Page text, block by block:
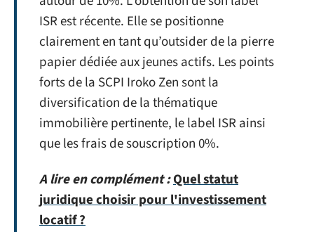
ISR est récente. Elle se positionne
clairement en tant qu’outsider de la pierre
papier dédiée aux jeunes actifs. Les points
forts de la SCPI Iroko Zen sont la
diversification de la thématique
immobilière pertinente, le label ISR ainsi
que les frais de souscription 0%.
A lire en complément :Quel statut
juridique choisir pour l'investissement
locatif ?